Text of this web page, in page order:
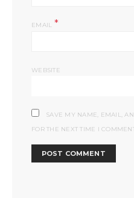
EMAIL *
WEBSITE
SAVE MY NAME, EMAIL,
FOR THE NEXT TIME I